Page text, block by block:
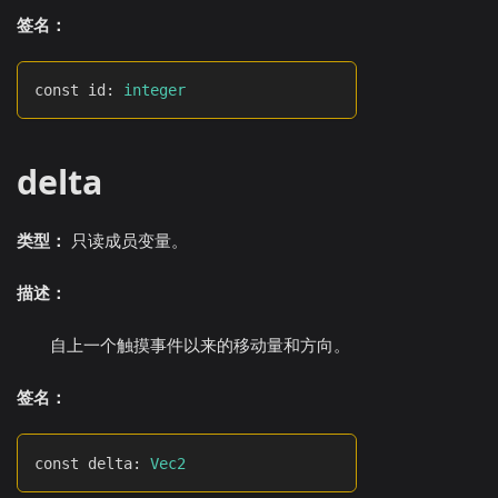
签名：
const id : integer
delta
类型： 只读成员变量。
描述：
自上一个触摸事件以来的移动量和方向。
签名：
const delta: Vec2